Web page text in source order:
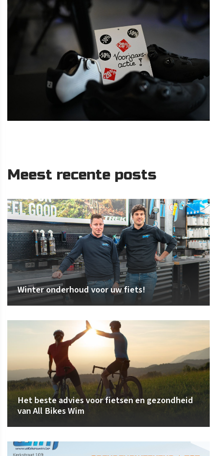
Meest recente posts
Winter onderhoud voor uw fiets!
Het beste advies voor fietsen en gezondheid
van All Bikes Wim